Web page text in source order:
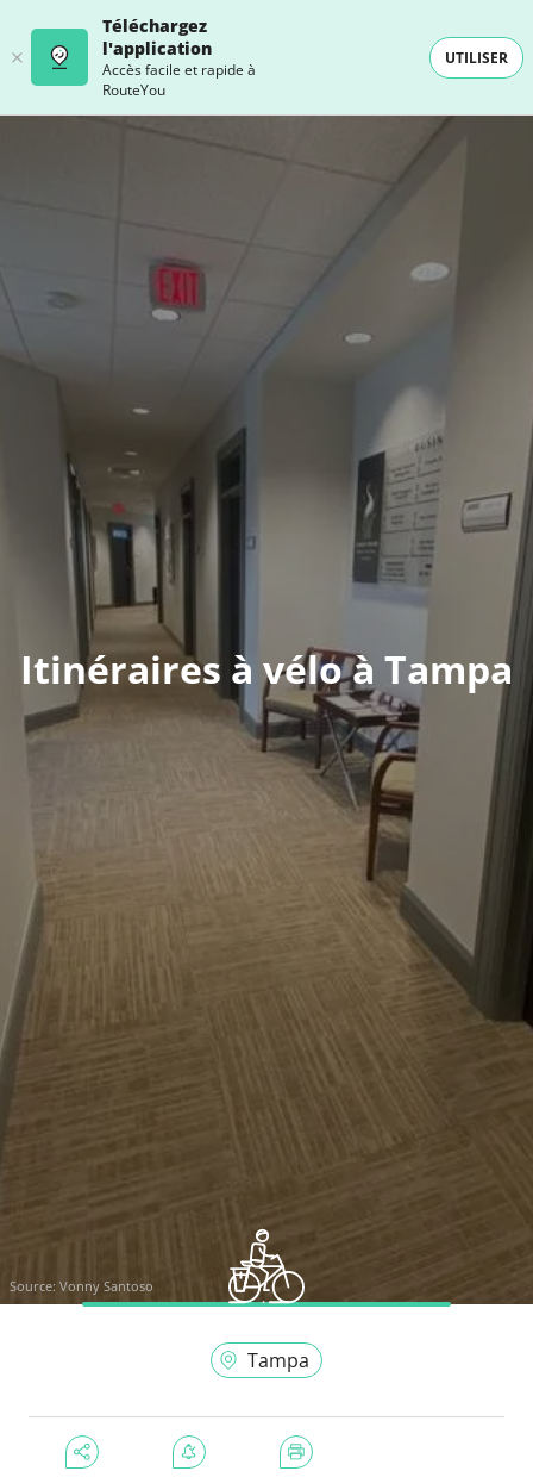
Téléchargez
l'application
Accès facile et rapide à
RouteYou
UTILISER
Itinéraires à vélo à Tampa
Source: Vonny Santoso
Tampa